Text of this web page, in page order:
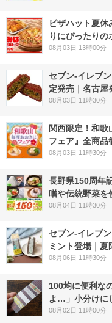
ピザハット夏休
りにぴったり
08月03日 13時00分
セブン-イレブ
定発売｜名古屋
08月03日 11時30分
関西限定！和歌
フェア』全商品
08月03日 11時30分
長野県150周年
噌や伝統野菜
08月04日 11時30分
セブン‐イレブ
ミント登場｜
08月06日 11時30分
100均に便利な
よ…」小分けに
08月02日 11時00分